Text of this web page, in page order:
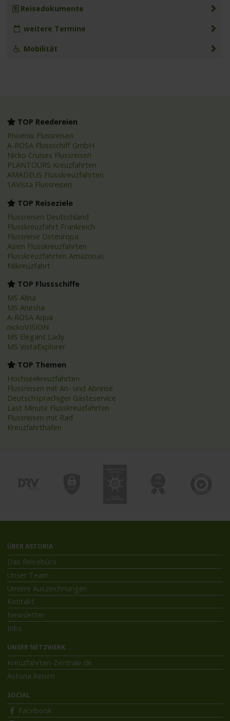
Reisedokumente
weitere Termine
Mobilität
TOP Reedereien
Phoenix Flussreisen
A-ROSA Flussschiff GmbH
Nicko Cruises Flussreisen
PLANTOURS Kreuzfahrten
AMADEUS Flusskreuzfahrten
1AVista Flussreisen
TOP Reiseziele
Flussreisen Deutschland
Flusskreuzfahrt Frankreich
Flussreise Osteuropa
Asien Flusskreuzfahrten
Flusskreuzfahrten Amazonas
Nilkreuzfahrt
TOP Flussschiffe
MS Alina
MS Anesha
A-ROSA Aqua
nickoVISION
MS Elegant Lady
MS VistaExplorer
TOP Themen
Hochseekreuzfahrten
Flussreisen mit An- und Abreise
Deutschsprachiger Gästeservice
Last Minute Flusskreuzfahrten
Flussreisen mit Rad
Kreuzfahrthäfen
ÜBER ASTORIA
Das Reisebüro
Unser Team
Unsere Auszeichnungen
Kontakt
Newsletter
Jobs
UNSER NETZWERK
Kreuzfahrten-Zentrale.de
Astoria.Reisen
SOCIAL
Facebook